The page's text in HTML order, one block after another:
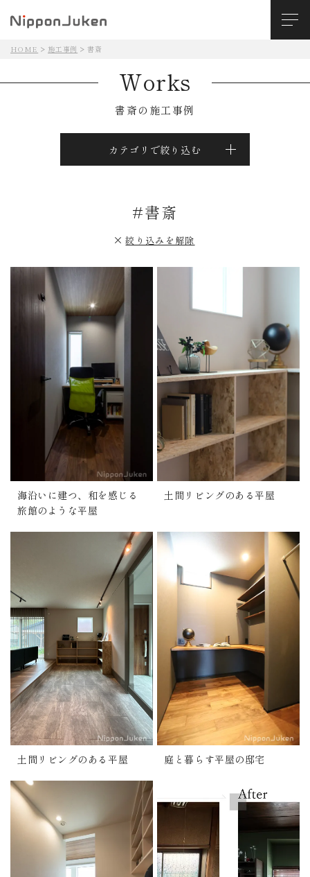
HOME 施工事例 書斎
Works
書斎の施工事例
カテゴリで絞り込む
#書斎
絞り込みを解除
海沿いに建つ、和を感じる
旅館のような平屋
土間リビングのある平屋
土間リビングのある平屋 庭と暮らす平屋の邸宅